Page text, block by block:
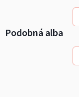
Podobná alba